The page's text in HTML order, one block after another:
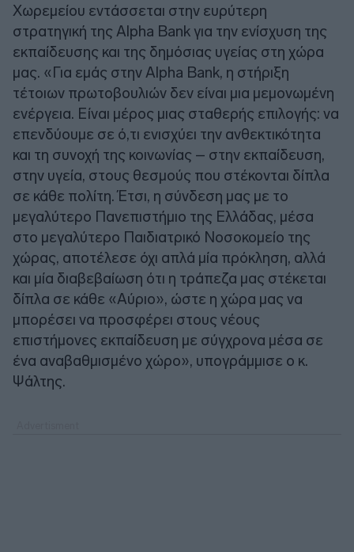
Χωρεμείου εντάσσεται στην ευρύτερη
στρατηγική της Alpha Bank για την ενίσχυση της
εκπαίδευσης και της δημόσιας υγείας στη χώρα
μας. «Για εμάς στην Alpha Bank, η στήριξη
τέτοιων πρωτοβουλιών δεν είναι μια μεμονωμένη
ενέργεια. Είναι μέρος μιας σταθερής επιλογής: να
επενδύουμε σε ό,τι ενισχύει την ανθεκτικότητα
και τη συνοχή της κοινωνίας – στην εκπαίδευση,
στην υγεία, στους θεσμούς που στέκονται δίπλα
σε κάθε πολίτη. Έτσι, η σύνδεση μας με το
μεγαλύτερο Πανεπιστήμιο της Ελλάδας, μέσα
στο μεγαλύτερο Παιδιατρικό Νοσοκομείο της
χώρας, αποτέλεσε όχι απλά μία πρόκληση, αλλά
και μία διαβεβαίωση ότι η τράπεζα μας στέκεται
δίπλα σε κάθε «Αύριο», ώστε η χώρα μας να
μπορέσει να προσφέρει στους νέους
επιστήμονες εκπαίδευση με σύγχρονα μέσα σε
ένα αναβαθμισμένο χώρο», υπογράμμισε ο κ.
Ψάλτης.